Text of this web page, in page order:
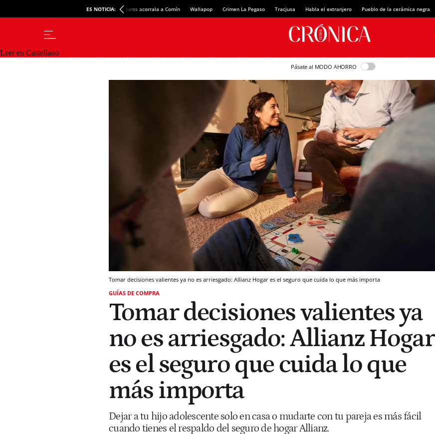
ES NOTICIA: Junts acorrala a Comín Wallapop Crimen La Pegaso Tracjusa Habla el extranjero Pueblo de la cerámica negra
Leer en Castellano
Pásate al MODO AHORRO
Tomar decisiones valientes ya no es arriesgado: Allianz Hogar es el seguro que cuida lo que más importa
GUÍAS DE COMPRA
Tomar decisiones valientes ya
no es arriesgado: Allianz Hogar
es el seguro que cuida lo que
más importa
Dejar a tu hijo adolescente solo en casa o mudarte con tu pareja es más fácil
cuando tienes el respaldo del seguro de hogar Allianz.